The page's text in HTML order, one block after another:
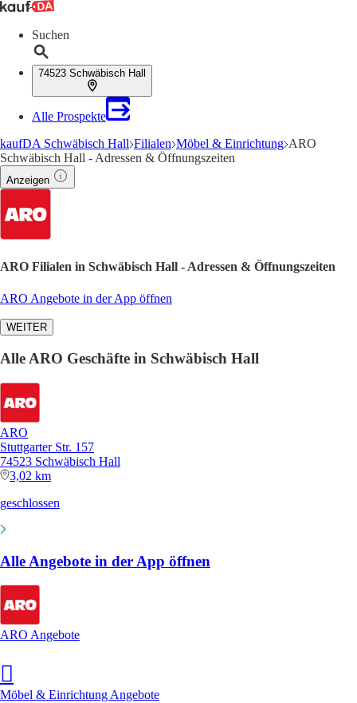
Suchen
74523 Schwäbisch Hall
Alle Prospekte
kaufDA Schwäbisch Hall Filialen Möbel & Einrichtung ARO
Schwäbisch Hall - Adressen & Öffnungszeiten
Anzeigen
ARO Filialen in Schwäbisch Hall - Adressen & Öffnungszeiten
ARO Angebote in der App öffnen
WEITER
Alle ARO Geschäfte in Schwäbisch Hall
ARO
Stuttgarter Str. 157
74523 Schwäbisch Hall
3,02 km
geschlossen
Alle Angebote in der App öffnen
ARO Angebote
Möbel & Einrichtung Angebote